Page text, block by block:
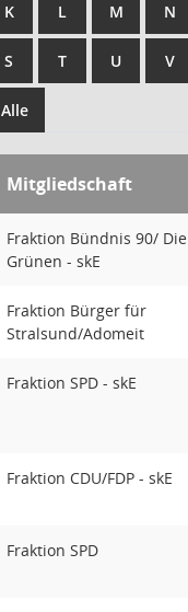
K L M N
S T U V
Alle
Mitgliedschaft
Fraktion Bündnis 90/ Die
Grünen - skE
Fraktion Bürger für
Stralsund/Adomeit
Fraktion SPD - skE
Fraktion CDU/FDP - skE
Fraktion SPD